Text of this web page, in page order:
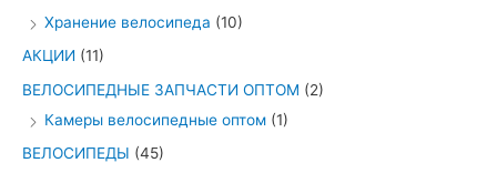
Хранение велосипеда (10)
АКЦИИ (11)
ВЕЛОСИПЕДНЫЕ ЗАПЧАСТИ ОПТОМ (2)
Камеры велосипедные оптом (1)
ВЕЛОСИПЕДЫ (45)